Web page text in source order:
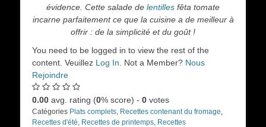
évidence. Cette salade de lentilles fêta tomate
incarne parfaitement ce que la cuisine a de meilleur à
offrir : de la simplicité et du goût !
You need to be logged in to view the rest of the
content. Veuillez Log In . Not a Member? Nous
Rejoindre
0.00 avg. rating (0% score) - 0 votes
Catégories Plats complets, Recettes contenant du fromage,
Recettes d'été, Recettes de printemps, Recettes